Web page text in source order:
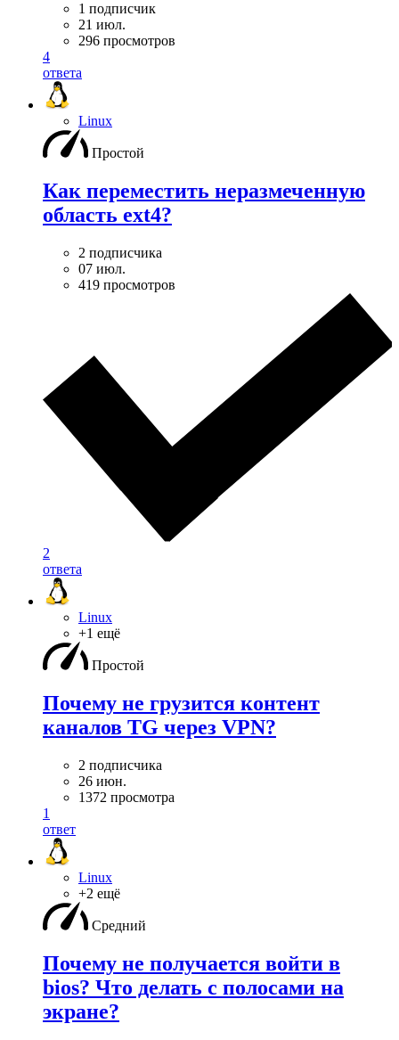
1 подписчик
21 июл.
296 просмотров
4
ответа
Linux
Простой
Как переместить неразмеченную
область ext4?
2 подписчика
07 июл.
419 просмотров
2
ответа
Linux
+1 ещё
Простой
Почему не грузится контент
каналов TG через VPN?
2 подписчика
26 июн.
1372 просмотра
1
ответ
Linux
+2 ещё
Средний
Почему не получается войти в
bios? Что делать с полосами на
экране?